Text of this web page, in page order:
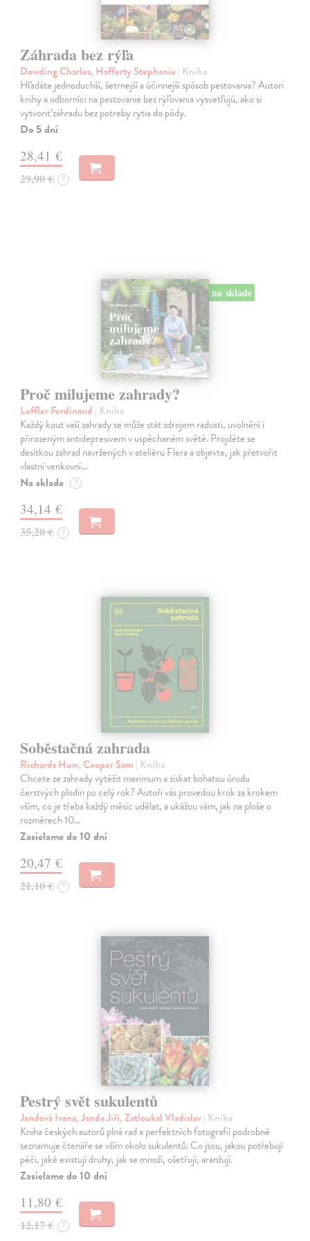
Záhrada bez rýľa
Dowding Charles, Hafferty Stephanie | Kniha
Hľadáte jednoduchší, šetrnejší a účinnejší spôsob pestovania? Autori
knihy a odborníci na pestovanie bez rýľovania vysvetľujú, ako si
vytvoriť záhradu bez potreby rytia do pôdy.
Do 5 dní
28,41 €
29,90 € ?
na sklade
Proč milujeme zahrady?
Leffler Ferdinand | Kniha
Každý kout vaší zahrady se může stát zdrojem radosti, uvolnění i
přirozeným antidepresivem v uspěchaném světě. Projděte se
desítkou zahrad navržených v ateliéru Flera a objevte, jak přetvořit
vlastní venkovní…
Na sklade ?
34,14 €
35,20 € ?
Soběstačná zahrada
Richards Huw, Cooper Sam | Kniha
Chcete ze zahrady vytěžit maximum a získat bohatou úrodu
čerstvých plodin po celý rok? Autoři vás provedou krok za krokem
vším, co je třeba každý měsíc udělat, a ukážou vám, jak na ploše o
rozměrech 10…
Zasielame do 10 dní
20,47 €
21,10 € ?
Pestrý svět sukulentů
Jandová Ivana, Janda Jiří, Zatloukal Vladislav| Kniha
Kniha českých autorů plná rad a perfektních fotografií podrobně
seznamuje čtenáře se vším okolo sukulentů. Co jsou, jakou potřebují
péči, jaké existují druhy, jak se množí, ošetřují, aranžují.
Zasielame do 10 dní
11,80 €
12,17 € ?